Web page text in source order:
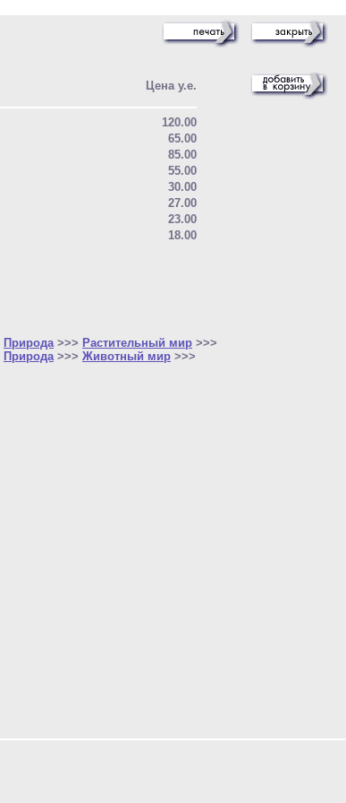
Цена у.е.
120.00
65.00
85.00
55.00
30.00
27.00
23.00
18.00
Природа >>> Растительный мир >>>
Природа >>> Животный мир >>>